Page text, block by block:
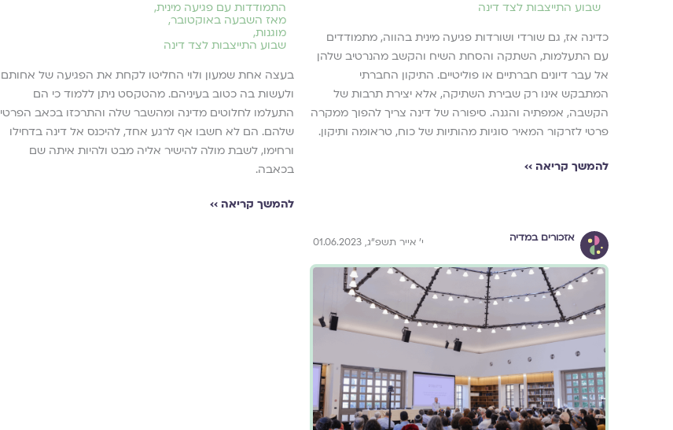
שבוע התייצבות לצד דינה
כדינה אז, גם שורדי ושורדות פגיעה מינית בהווה, מתמודדים
עם התעלמות, השתקה והסחת השיח והקשב מהנרטיב שלהן
אל עבר דיונים חברתיים או פוליטיים. התיקון החברתי
המתבקש אינו רק שבירת השתיקה, אלא יצירת תרבות של
הקשבה, אמפתיה והגנה. סיפורה של דינה צריך להפוך ממקרה
פרטי לזרקור המאיר סוגיות מהותיות של כוח, טראומה ותיקון.
להמשך קריאה ››
התמודדות עם פגיעה מינית,
מאז השבעה באוקטובר,
מוגנות,
שבוע התייצבות לצד דינה
בעצה אחת שמעון ולוי החליטו לקחת את הפגיעה של אחותם
ולעשות בה כטוב בעיניהם. מהטקסט ניתן ללמוד כי הם
התעלמו לחלוטים מדינה ומהשבר שלה והתרכזו בכאב הפרטי
שלהם. הם לא חשבו אף לרגע אחד, להיכנס אל דינה בדחילו
ורחימו, לשבת מולה להישיר אליה מבט ולהיות איתה שם
בכאבה.
להמשך קריאה ››
אזכורים במדיה י' אייר תשפ"ג, 01.06.2023